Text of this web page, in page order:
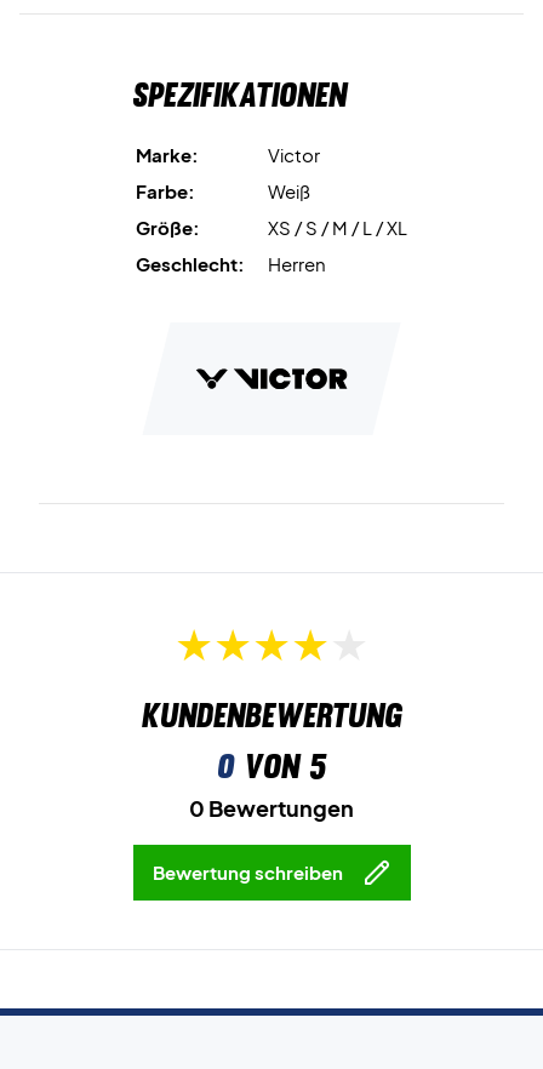
Spezifikationen
Marke:
Victor
Farbe:
Weiß
Größe:
XS / S / M / L / XL
Geschlecht:
Herren
Kundenbewertung
0von 5
0 Bewertungen
Bewertung schreiben